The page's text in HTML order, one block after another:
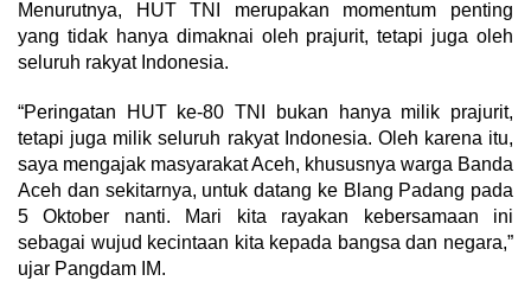
Menurutnya, HUT TNI merupakan momentum penting
yang tidak hanya dimaknai oleh prajurit, tetapi juga oleh
seluruh rakyat Indonesia.
“Peringatan HUT ke-80 TNI bukan hanya milik prajurit,
tetapi juga milik seluruh rakyat Indonesia. Oleh karena itu,
saya mengajak masyarakat Aceh, khususnya warga Banda
Aceh dan sekitarnya, untuk datang ke Blang Padang pada
5 Oktober nanti. Mari kita rayakan kebersamaan ini
sebagai wujud kecintaan kita kepada bangsa dan negara,”
ujar Pangdam IM.